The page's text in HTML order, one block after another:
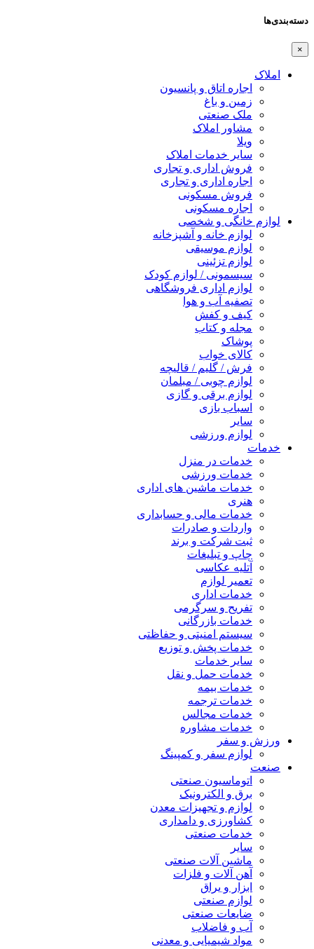
دسته‌بندی‌ها
×
املاک
اجاره اتاق و پانسیون
زمین و باغ
ملک صنعتی
مشاور املاک
ویلا
سایر خدمات املاک
فروش اداری و تجاری
اجاره اداری و تجاری
فروش مسکونی
اجاره مسکونی
لوازم خانگی و شخصی
لوازم خانه و آشپزخانه
لوازم موسیقی
لوازم تزئینی
سیسمونی / لوازم کودک
لوازم اداری فروشگاهی
تصفیه آب و هوا
کیف و کفش
مجله و کتاب
پوشاک
کالای خواب
فرش / گلیم / قالیچه
لوازم چوبی / مبلمان
لوازم برقی و گازی
اسباب بازی
سایر
لوازم ورزشی
خدمات
خدمات در منزل
خدمات ورزشی
خدمات ماشین های اداری
هنری
خدمات مالی و حسابداری
واردات و صادرات
ثبت شرکت و برند
چاپ و تبلیغات
آتلیه عکاسی
تعمیر لوازم
خدمات اداری
تفریح و سرگرمی
خدمات بازرگانی
سیستم امنیتی و حفاظتی
خدمات پخش و توزیع
سایر خدمات
خدمات حمل و نقل
خدمات بیمه
خدمات ترجمه
خدمات مجالس
خدمات مشاوره
ورزش و سفر
لوازم سفر و کمپینگ
صنعت
اتوماسیون صنعتی
برق و الکترونیک
لوازم و تجهیزات معدن
کشاورزی و دامداری
خدمات صنعتی
سایر
ماشین آلات صنعتی
آهن آلات و فلزات
ابزار و یراق
لوازم صنعتی
ضایعات صنعتی
آب و فاضلاب
مواد شیمیایی و معدنی